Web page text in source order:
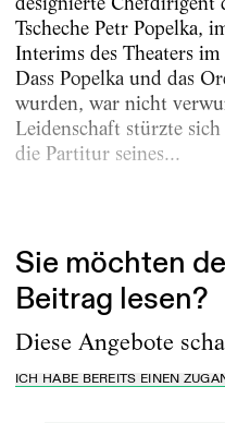
Tscheche Petr Popelka,
Interims des Theaters
Dass Popelka und das
wurden, war nicht
Leidenschaft stürzte
die Partitur seines...
Sie möchten
Beitrag lesen?
Diese Angebote
ICH HABE BEREITS EINEN